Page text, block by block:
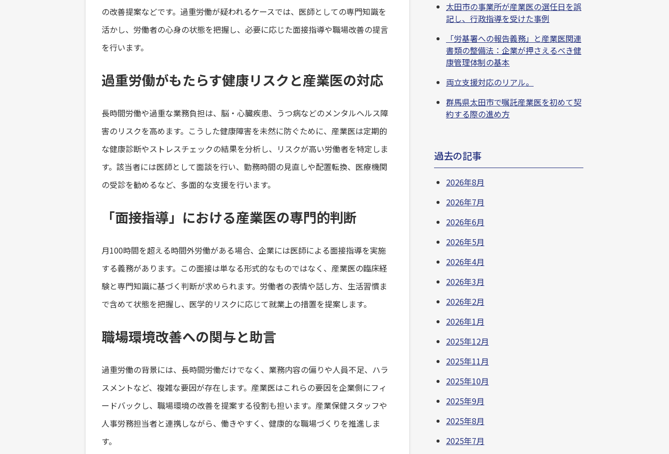
の改善提案などです。過重労働が疑われるケースでは、医師としての専門知識を
活かし、労働者の心身の状態を把握し、必要に応じた面接指導や職場改善の提言
を行います。
過重労働がもたらす健康リスクと産業医の対応
長時間労働や過重な業務負担は、脳・心臓疾患、うつ病などのメンタルヘルス障
害のリスクを高めます。こうした健康障害を未然に防ぐために、産業医は定期的
な健康診断やストレスチェックの結果を分析し、リスクが高い労働者を特定しま
す。該当者には医師として面談を行い、勤務時間の見直しや配置転換、医療機関
の受診を勧めるなど、多面的な支援を行います。
「面接指導」における産業医の専門的判断
月100時間を超える時間外労働がある場合、企業には医師による面接指導を実施
する義務があります。この面接は単なる形式的なものではなく、産業医の臨床経
験と専門知識に基づく判断が求められます。労働者の表情や話し方、生活習慣ま
で含めて状態を把握し、医学的リスクに応じて就業上の措置を提案します。
職場環境改善への関与と助言
過重労働の背景には、長時間労働だけでなく、業務内容の偏りや人員不足、ハラ
スメントなど、複雑な要因が存在します。産業医はこれらの要因を企業側にフィ
ードバックし、職場環境の改善を提案する役割も担います。産業保健スタッフや
人事労務担当者と連携しながら、働きやすく、健康的な職場づくりを推進しま
す。
太田市の事業所が産業医の選任日を誤
記し、行政指導を受けた事例
「労基署への報告義務」と産業医関連
書類の整備法：企業が押さえるべき健
康管理体制の基本
両立支援対応のリアル。
群馬県太田市で嘱託産業医を初めて契
約する際の進め方
過去の記事
2026年8月
2026年7月
2026年6月
2026年5月
2026年4月
2026年3月
2026年2月
2026年1月
2025年12月
2025年11月
2025年10月
2025年9月
2025年8月
2025年7月